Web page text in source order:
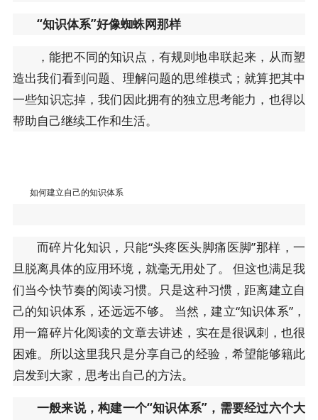
“知识体系”好像蜘蛛网那样
，能把不同的知识点，有规则地串联起来，从而塑
造出我们看到问题、理解问题的思维模式；就算把其中
一些知识忘掉，我们因此拥有的独立思考能力，也得以
帮助自己继续工作和生活。
如何建立自己的知识体系
而碎片化知识，只能“头疼医头脚痛医脚”那样，一
旦脱离具体的应用环境，就毫无用处了。 但这也满足我
们当今快节奏的阅读习惯。只是这种习惯，距离建立自
己的知识体系，还远远不够。 当然，建立“知识体系”，
用一篇碎片化阅读的文章去讲述，实在是很讽刺，也很
困难。所以这里我只是分享自己的经验，希望能够籍此
启发到大家，思考出自己的方法。
一般来说，构建一个“知识体系”，需要经过六个大